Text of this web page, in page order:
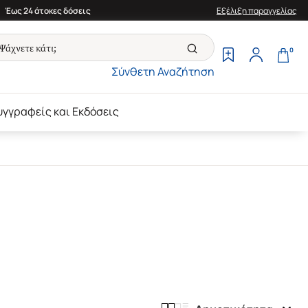
Έως 24 άτοκες δόσεις Εξέλιξη παραγγελίας
Σύνθετη Αναζήτηση
0
και Εκδόσεις